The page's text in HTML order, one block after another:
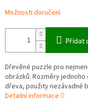
Možnosti doručení
Přidat
Dřevěné puzzle pro
obrázků. Rozměry jednoho
dřeva, použity nezávadné
Detailní informace